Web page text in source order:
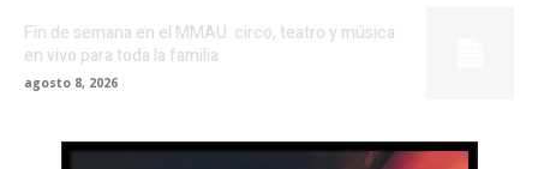
Fin de semana en el MMAU: circo, teatro y música
en vivo para toda la familia
agosto 8, 2026